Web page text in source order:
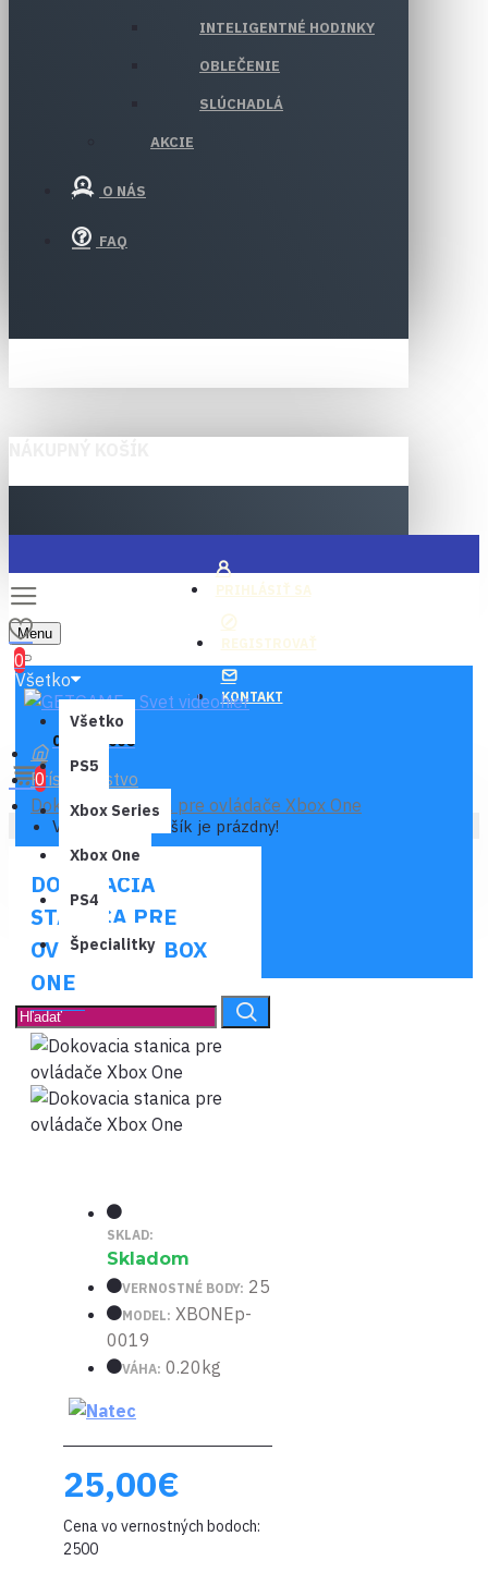
INTELIGENTNÉ HODINKY
OBLEČENIE
SLÚCHADLÁ
AKCIE
O NÁS
FAQ
PRIHLÁSIŤ SA
REGISTROVAŤ
KONTAKT
Menu
0
0 ks - 0,00€
0
Váš nákupný košík je prázdny!
Všetko
Všetko
PS5
Xbox Series
Xbox One
PS4
Špecialitky
Príslušenstvo
Dokovacia stanica pre ovládače Xbox One
DOKOVACIA
STANICA PRE
OVLÁDAČE XBOX
ONE
SKLAD:
Skladom
VERNOSTNÉ BODY: 25
MODEL: XBONEp-
0019
VÁHA: 0.20kg
25,00€
Cena vo vernostných bodoch:
2500